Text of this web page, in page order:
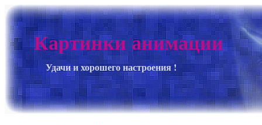
Картинки анимации
Удачи и хорошего настроения !